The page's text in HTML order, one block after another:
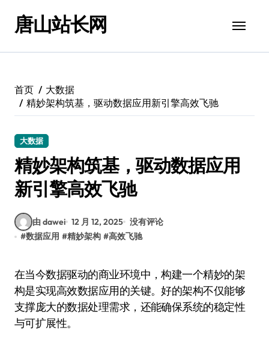
唐山站长网
首页
大数据
精妙架构筑基，驱动数据应用新引擎高效飞驰
大数据
精妙架构筑基，驱动数据应用
新引擎高效飞驰
由 dawei 12 月 12, 2025 没有评论
#数据应用 #精妙架构 #高效飞驰
在当今数据驱动的商业环境中，构建一个精妙的架
构是实现高效数据应用的关键。好的架构不仅能够
支撑庞大的数据处理需求，还能确保系统的稳定性
与可扩展性。